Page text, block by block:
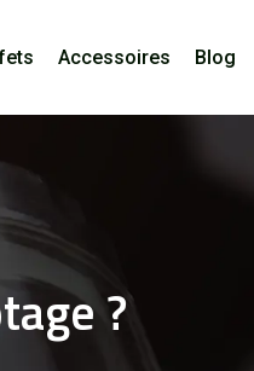
Accessoires Blog
?